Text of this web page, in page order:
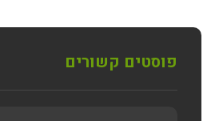
פוסטים קשורים